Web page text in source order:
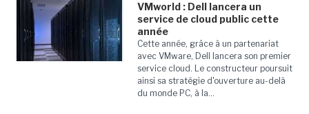
VMworld : Dell lancera un
service de cloud public cette
année
Cette année, grâce à un partenariat
avec VMware, Dell lancera son premier
service cloud. Le constructeur poursuit
ainsi sa stratégie d'ouverture au-delà
du monde PC, à la...